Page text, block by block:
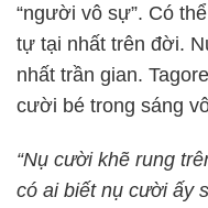
“người vô sự”. Có
tự tại nhất trên đời.
nhất trần gian.
cười bé trong sáng
“Nụ cười khẽ rung
có ai biết nụ cười ấy